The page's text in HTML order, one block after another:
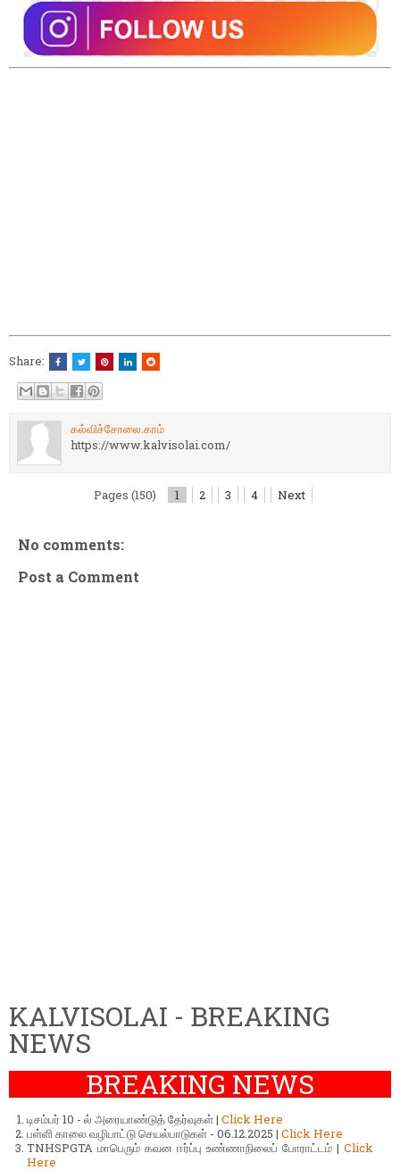
Share:
கல்விச்சோலை.காம்
https://www.kalvisolai.com/
Pages (150) 1 2 3 4 Next
No comments:
Post a Comment
KALVISOLAI - BREAKING
NEWS
BREAKING NEWS
டிசம்பர் 10 - ல் அரையாண்டுத் தேர்வுகள் | Click Here
பள்ளி காலை வழிபாட்டு செயல்பாடுகள் - 06.12.2025 | Click Here
TNHSPGTA மாபெரும் கவன ஈர்ப்பு உண்ணாநிலைப் போராட்டம் | Click
Here